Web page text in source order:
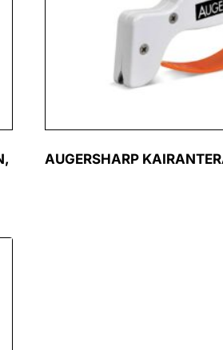
AUGERSHARP